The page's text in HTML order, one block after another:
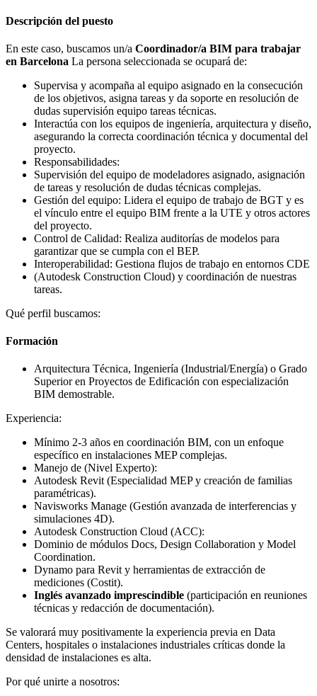
Descripción del puesto
En este caso, buscamos un/a Coordinador/a BIM para trabajar
en Barcelona La persona seleccionada se ocupará de:
Supervisa y acompaña al equipo asignado en la consecución
de los objetivos, asigna tareas y da soporte en resolución de
dudas supervisión equipo tareas técnicas.
Interactúa con los equipos de ingeniería, arquitectura y diseño,
asegurando la correcta coordinación técnica y documental del
proyecto.
Responsabilidades:
Supervisión del equipo de modeladores asignado, asignación
de tareas y resolución de dudas técnicas complejas.
Gestión del equipo: Lidera el equipo de trabajo de BGT y es
el vínculo entre el equipo BIM frente a la UTE y otros actores
del proyecto.
Control de Calidad: Realiza auditorías de modelos para
garantizar que se cumpla con el BEP.
Interoperabilidad: Gestiona flujos de trabajo en entornos CDE
(Autodesk Construction Cloud) y coordinación de nuestras
tareas.
Qué perfil buscamos:
Formación
Arquitectura Técnica, Ingeniería (Industrial/Energía) o Grado
Superior en Proyectos de Edificación con especialización
BIM demostrable.
Experiencia:
Mínimo 2-3 años en coordinación BIM, con un enfoque
específico en instalaciones MEP complejas.
Manejo de (Nivel Experto):
Autodesk Revit (Especialidad MEP y creación de familias
paramétricas).
Navisworks Manage (Gestión avanzada de interferencias y
simulaciones 4D).
Autodesk Construction Cloud (ACC):
Dominio de módulos Docs, Design Collaboration y Model
Coordination.
Dynamo para Revit y herramientas de extracción de
mediciones (Costit).
Inglés avanzado imprescindible (participación en reuniones
técnicas y redacción de documentación).
Se valorará muy positivamente la experiencia previa en Data
Centers, hospitales o instalaciones industriales críticas donde la
densidad de instalaciones es alta.
Por qué unirte a nosotros: